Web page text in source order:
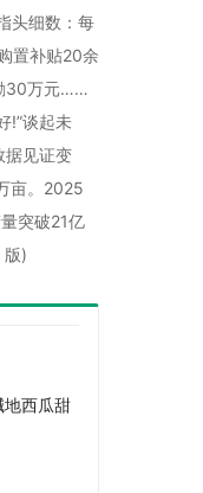
头细数：每
置补贴20余
30万元……
!”谈起未
据见证变
亩。2025
突破21亿
版)
地西瓜甜